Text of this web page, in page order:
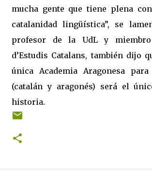
mucha gente que tiene plena
catalanidad lingüística”, se
profesor de la UdL y
d’Estudis Catalans, también dijo
única Academia Aragonesa
(catalán y aragonés) será el
historia.